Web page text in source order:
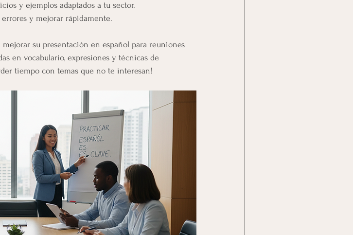
y ejemplos adaptados a tu sector.
y mejorar rápidamente.
su presentación en español para reuniones
en vocabulario, expresiones y técnicas de
tiempo con temas que no te interesan!